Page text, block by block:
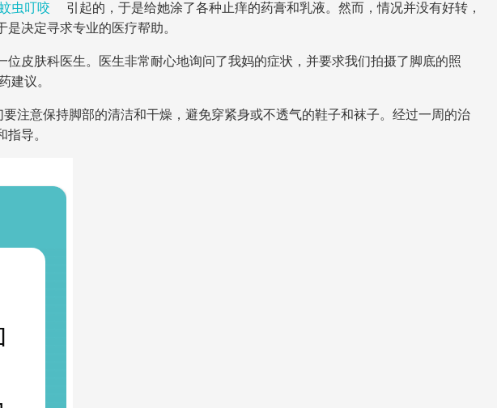
虫叮咬
引起的，于是给她涂了各种止痒的药膏和乳液。然而，情况并没有好转，
决定寻求专业的医疗帮助。
皮肤科医生。医生非常耐心地询问了我妈的症状，并要求我们拍摄了脚底的照
建议。
注意保持脚部的清洁和干燥，避免穿紧身或不透气的鞋子和袜子。经过一周的治
导。